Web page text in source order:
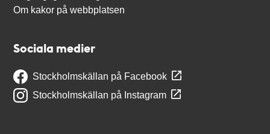
Om kakor på webbplatsen
Sociala medier
Stockholmskällan på Facebook
Stockholmskällan på Instagram